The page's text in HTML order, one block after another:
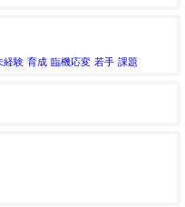
経験 育成 臨機応変 若手 課題